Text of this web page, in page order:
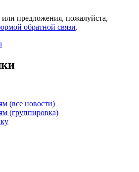
или предложения, пожалуйста,
обратной связи.
(все новости)
(группировка)